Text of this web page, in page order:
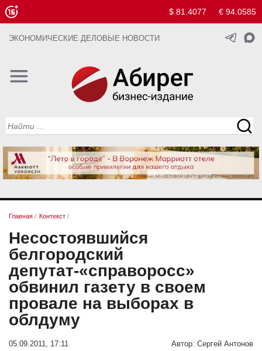
$ 81.4077 € 94.0585
ЭКОНОМИЧЕСКИЕ ДЕЛОВЫЕ НОВОСТИ
Главная / Контекст /
Несостоявшийся
белгородский
депутат-«справоросс»
обвинил газету в своем
провале на выборах в
облдуму
05.09.2011, 17:11 Автор: Сергей Антонов